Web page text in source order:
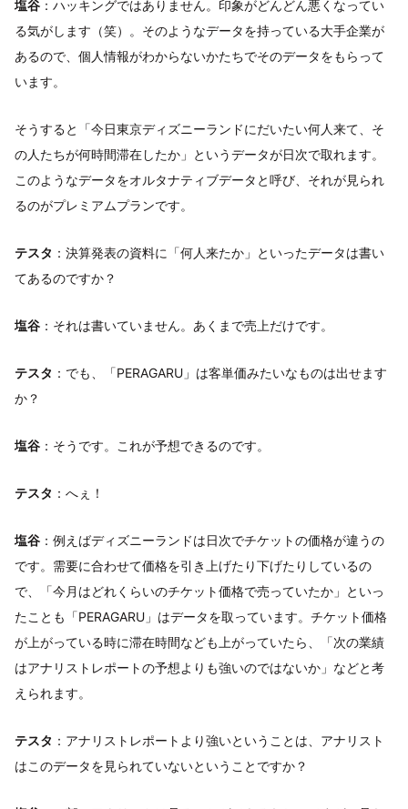
塩谷 ：ハッキングではありません。印象がどんどん悪くなってい
る気がします（笑）。そのようなデータを持っている大手企業が
あるので、個人情報がわからないかたちでそのデータをもらって
います。
そうすると「今日東京ディズニーランドにだいたい何人来て、そ
の人たちが何時間滞在したか」というデータが日次で取れます。
このようなデータをオルタナティブデータと呼び、それが見られ
るのがプレミアムプランです。
テスタ ：決算発表の資料に「何人来たか」といったデータは書い
てあるのですか？
塩谷 ：それは書いていません。あくまで売上だけです。
テスタ ：でも、「PERAGARU」は客単価みたいなものは出せます
か？
塩谷 ：そうです。これが予想できるのです。
テスタ ：へぇ！
塩谷 ：例えばディズニーランドは日次でチケットの価格が違うの
です。需要に合わせて価格を引き上げたり下げたりしているの
で、「今月はどれくらいのチケット価格で売っていたか」といっ
たことも「PERAGARU」はデータを取っています。チケット価格
が上がっている時に滞在時間なども上がっていたら、「次の業績
はアナリストレポートの予想よりも強いのではないか」などと考
えられます。
テスタ ：アナリストレポートより強いということは、アナリスト
はこのデータを見られていないということですか？